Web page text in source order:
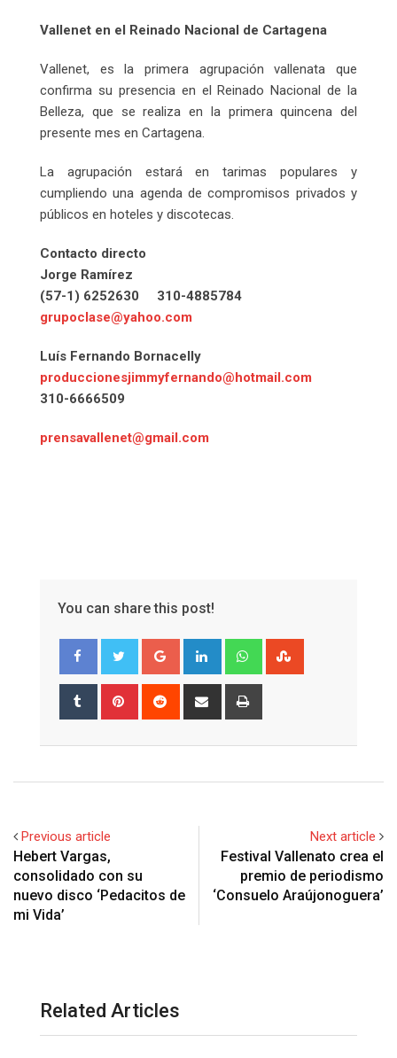
Vallenet en el Reinado Nacional de Cartagena
Vallenet, es la primera agrupación vallenata que
confirma su presencia en el Reinado Nacional de la
Belleza, que se realiza en la primera quincena del
presente mes en Cartagena.
La agrupación estará en tarimas populares y
cumpliendo una agenda de compromisos privados y
públicos en hoteles y discotecas.
Contacto directo
Jorge Ramírez
(57-1) 6252630 310-4885784
grupoclase@yahoo.com
Luís Fernando Bornacelly
produccionesjimmyfernando@hotmail.com
310-6666509
prensavallenet@gmail.com
You can share this post!
Google+ LinkedIn Whatsapp
Tumblr Pinterest Reddit
Share
Previous article
Hebert Vargas,
consolidado con su
nuevo disco ‘Pedacitos de
mi Vida’
Next article
Festival Vallenato crea el
premio de periodismo
‘Consuelo Araújonoguera’
Related Articles